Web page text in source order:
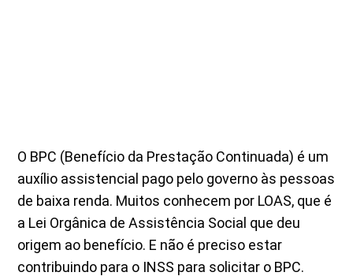
O BPC (Benefício da Prestação Continuada) é um
auxílio assistencial pago pelo governo às pessoas
de baixa renda. Muitos conhecem por LOAS, que é
a Lei Orgânica de Assistência Social que deu
origem ao benefício. E não é preciso estar
contribuindo para o INSS para solicitar o BPC.